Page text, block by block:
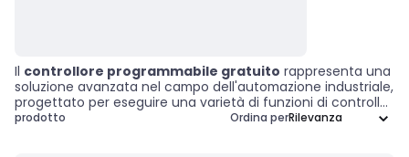
Il controllore programmabile gratuito rappresenta una
soluzione avanzata nel campo dell'automazione industriale,
progettato per eseguire una varietà di funzioni di controllo.
Questi dispositivi offrono una
flessibilità unica,
prodotto Ordina per